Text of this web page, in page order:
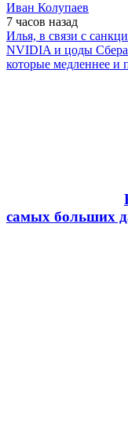
Иван Колупаев
7 часов назад
Илья, в связи с
NVIDIA и цоды Сбера
которые медленнее и
самых больших